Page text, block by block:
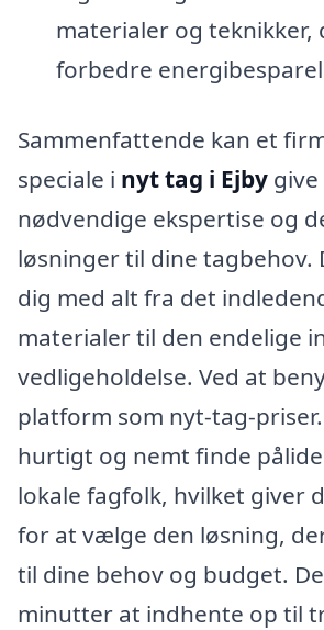
materialer og teknikker,
forbedre
Sammenfattende kan et
speciale i nyt tag i Ejby
nødvendige ekspertise og
løsninger til dine tagbehov.
dig med alt fra det
materialer til den endelige
vedligeholdelse. Ved at
platform som nyt-tag-
hurtigt og nemt finde
lokale fagfolk, hvilket giver
for at vælge den løsning,
til dine behov og budget.
minutter at indhente op til